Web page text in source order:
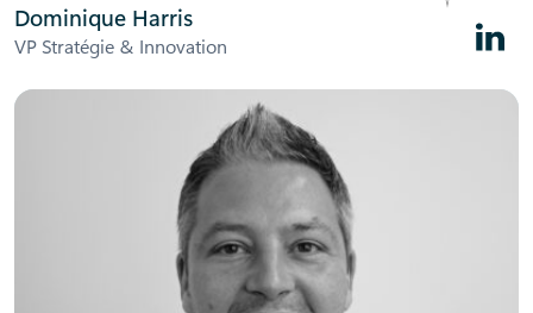
Dominique Harris
VP Stratégie & Innovation